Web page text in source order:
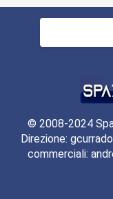
Ricerca
© 2008-2024
Direzione:
commerciali: